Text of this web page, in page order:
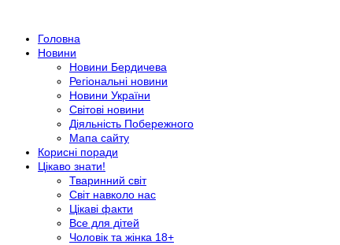
Головна
Новини
Новини Бердичева
Регіональні новини
Новини України
Світові новини
Діяльність Побережного
Мапа сайту
Корисні поради
Цікаво знати!
Тваринний світ
Світ навколо нас
Цікаві факти
Все для дітей
Чоловік та жінка 18+